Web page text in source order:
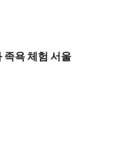
족욕 체험 서울